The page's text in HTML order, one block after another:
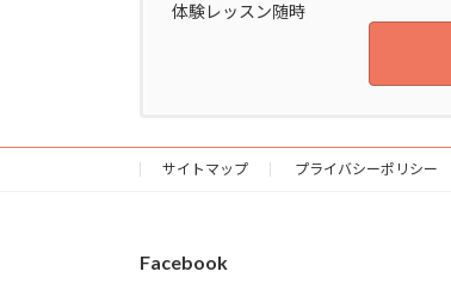
体験レッスン随時
サイトマップ プライバシーポリシー
Facebook